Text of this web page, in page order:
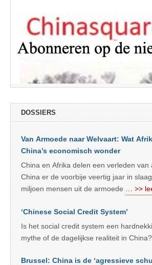
DOSSIERS
Van Armoede naar Welvaart: Wat
China’s economisch wonder
China en Afrika delen een verleden van
China er de voorbije veertig jaar in
miljoen mensen uit de armoede
… >>
‘Chinese Social Credit System’
Is het social credit system een
mythe of de dagelijkse realiteit in China?
Brussel: China is de ‘agressieve